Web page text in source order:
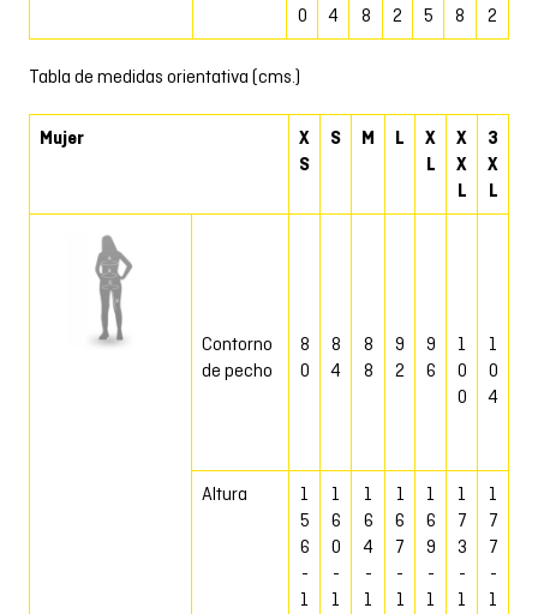
0
4
8
2
5
8
2
Tabla de medidas orientativa (cms.)
Mujer
X
S
S M L
X
L
X
X
L
3
X
L
Contorno
de pecho
8
0
8
4
8
8
9
2
9
6
1
0
0
1
0
4
Altura
1
5
6
-
1
1
6
0
-
1
1
6
4
-
1
1
6
7
-
1
1
6
9
-
1
1
7
3
-
1
1
7
7
-
1